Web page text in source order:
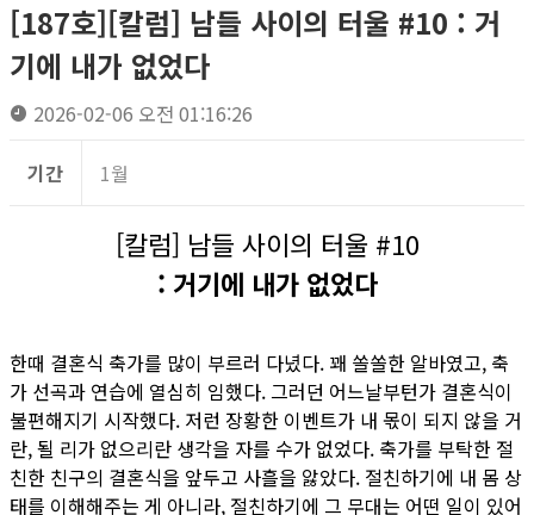
[187호][칼럼] 남들 사이의 터울 #10 : 거
기에 내가 없었다
2026-02-06 오전 01:16:26
기간 1월
[칼럼] 남들 사이의 터울 #10
: 거기에 내가 없었다
한때 결혼식 축가를 많이 부르러 다녔다. 꽤 쏠쏠한 알바였고, 축
가 선곡과 연습에 열심히 임했다. 그러던 어느날부턴가 결혼식이
불편해지기 시작했다. 저런 장황한 이벤트가 내 몫이 되지 않을 거
란, 될 리가 없으리란 생각을 자를 수가 없었다. 축가를 부탁한 절
친한 친구의 결혼식을 앞두고 사흘을 앓았다. 절친하기에 내 몸 상
태를 이해해주는 게 아니라, 절친하기에 그 무대는 어떤 일이 있어